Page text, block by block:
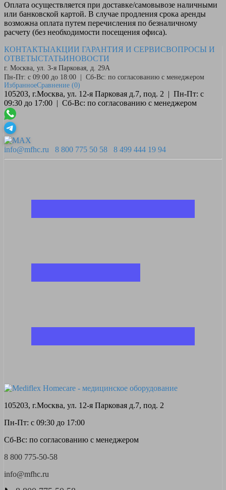
Оплата осуществляется при доставке/самовывозе наличными
или банковской картой. В случае продления срока аренды
возможна оплата путем перечисления по безналичному
расчету (без необходимости посещения офиса).
КОНТАКТЫАКЦИИ ГАРАНТИЯ И СЕРВИСВОПРОСЫ И
ОТВЕТЫСТАТЬИНОВОСТИ
г. Москва, ул. 3-я Парковая, д. 29А
Пн-Пт: с 09:00 до 18:00 | Сб-Вс: по согласованию с менеджером
ИзбранноеСравнение (0)
105203, г.Москва, ул. 12-я Парковая д.7, под. 2 | Пн-Пт: с
09:30 до 17:00 | Сб-Вс: по согласованию с менеджером
info@mfhc.ru 8 800 775 50 58 8 499 444 19 94
105203, г.Москва, ул. 12-я Парковая д.7, под. 2
Пн-Пт: с 09:30 до 17:00
Сб-Вс: по согласованию с менеджером
8 800 775-50-58
info@mfhc.ru